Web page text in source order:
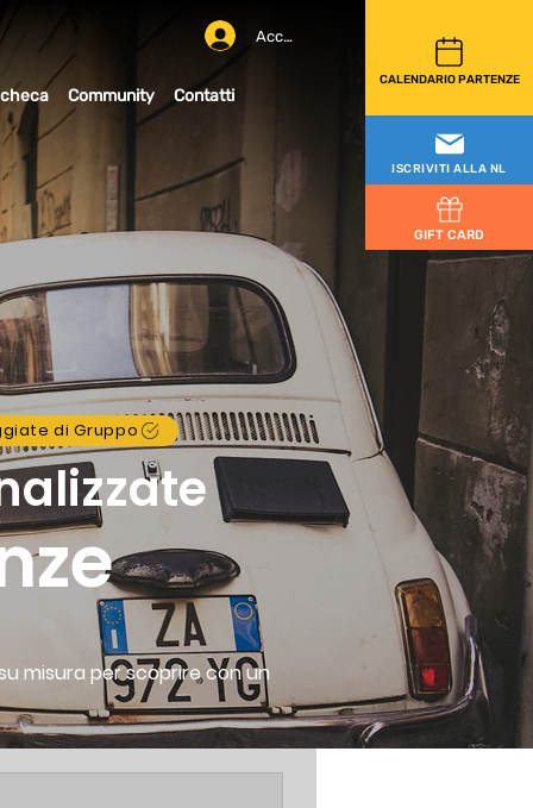
CALENDARIO PARTENZE
Accedi
ISCRIVITI ALLA NL
GIFT CARD
Community Contatti
di Gruppo
misura per scoprire con un